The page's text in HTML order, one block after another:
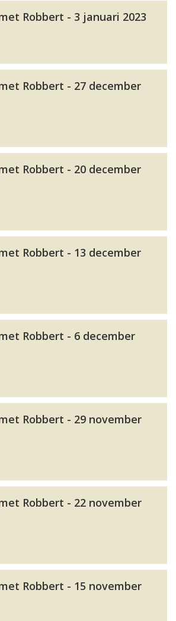
Robbert - 3 januari 2023
Robbert - 27 december
Robbert - 20 december
Robbert - 13 december
Robbert - 6 december
Robbert - 29 november
Robbert - 22 november
Robbert - 15 november